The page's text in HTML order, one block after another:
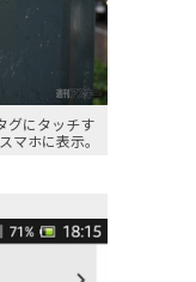
グにタッチす
マホに表示。